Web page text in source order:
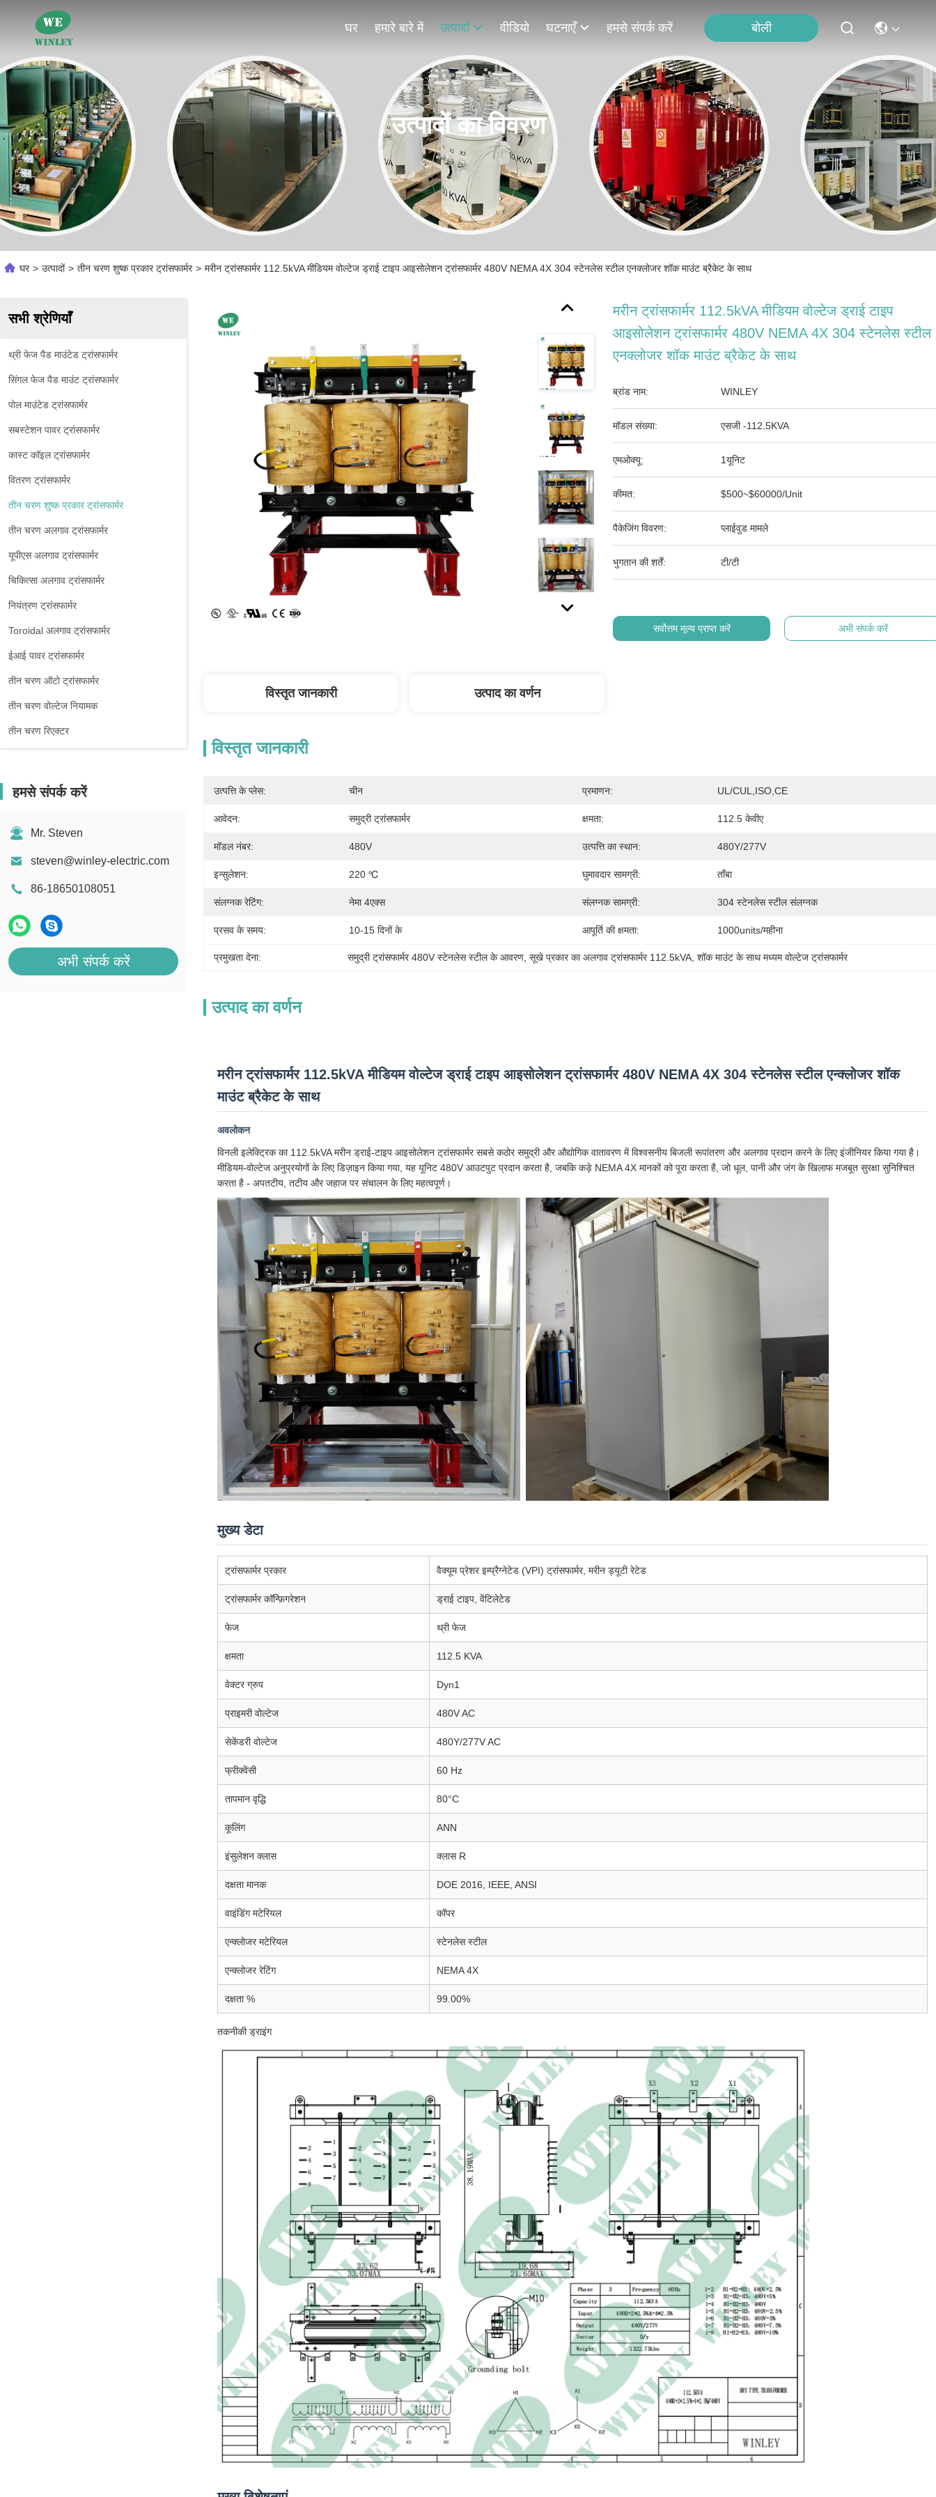
घर हमारे बारे में उत्पादों वीडियो घटनाएँ हमसे संपर्क करें बोली
उत्पादों का विवरण
घर > उत्पादों > तीन चरण शुष्क प्रकार ट्रांसफार्मर > मरीन ट्रांसफार्मर 112.5kVA मीडियम वोल्टेज ड्राई टाइप आइसोलेशन ट्रांसफार्मर 480V NEMA 4X 304 स्टेनलेस स्टील एनक्लोजर शॉक माउंट ब्रैकेट के साथ
सभी श्रेणियाँ
थ्री फेज पैड माउंटेड ट्रांसफार्मर
सिंगल फेज पैड माउंट ट्रांसफार्मर
पोल माउंटेड ट्रांसफार्मर
सबस्टेशन पावर ट्रांसफार्मर
कास्ट कॉइल ट्रांसफार्मर
वितरण ट्रांसफार्मर
तीन चरण शुष्क प्रकार ट्रांसफार्मर
तीन चरण अलगाव ट्रांसफार्मर
यूपीएस अलगाव ट्रांसफार्मर
चिकित्सा अलगाव ट्रांसफार्मर
नियंत्रण ट्रांसफार्मर
Toroidal अलगाव ट्रांसफार्मर
ईआई पावर ट्रांसफार्मर
तीन चरण ऑटो ट्रांसफार्मर
तीन चरण वोल्टेज नियामक
तीन चरण रिएक्टर
हमसे संपर्क करें
Mr. Steven
steven@winley-electric.com
86-18650108051
अभी संपर्क करें
मरीन ट्रांसफार्मर 112.5kVA मीडियम वोल्टेज ड्राई टाइप
आइसोलेशन ट्रांसफार्मर 480V NEMA 4X 304 स्टेनलेस स्टील
एनक्लोजर शॉक माउंट ब्रैकेट के साथ
ब्रांड नाम: WINLEY
मॉडल संख्या: एसजी -112.5KVA
एमओक्यू: 1यूनिट
कीमत: $500~$60000/Unit
पैकेजिंग विवरण: प्लाईवुड मामले
भुगतान की शर्तें: टी/टी
सर्वोत्तम मूल्य प्राप्त करें अभी संपर्क करें
विस्तृत जानकारी उत्पाद का वर्णन
विस्तृत जानकारी
उत्पत्ति के प्लेस: चीन प्रमाणन: UL/cUL,ISO,CE
आवेदन: समुद्री ट्रांसफार्मर क्षमता: 112.5 केवीए
मॉडल नंबर: 480V उत्पत्ति का स्थान: 480Y/277V
इन्सुलेशन: 220 ℃ घुमावदार सामग्री: ताँबा
संलग्नक रेटिंग: नेमा 4एक्स संलग्नक सामग्री: 304 स्टेनलेस स्टील संलग्नक
प्रसव के समय: 10-15 दिनों के आपूर्ति की क्षमता: 1000units/महीना
प्रमुखता देना: समुद्री ट्रांसफार्मर 480V स्टेनलेस स्टील के आवरण , सूखे प्रकार का अलगाव ट्रांसफार्मर 112.5kVA , शॉक माउंट के साथ मध्यम वोल्टेज ट्रांसफार्मर
उत्पाद का वर्णन
मरीन ट्रांसफार्मर 112.5kVA मीडियम वोल्टेज ड्राई टाइप आइसोलेशन ट्रांसफार्मर 480V NEMA 4X 304 स्टेनलेस स्टील एन्क्लोजर शॉक
माउंट ब्रैकेट के साथ
अवलोकन
विनली इलेक्ट्रिक का 112.5kVA मरीन ड्राई-टाइप आइसोलेशन ट्रांसफार्मर सबसे कठोर समुद्री और औद्योगिक वातावरण में विश्वसनीय बिजली रूपांतरण और अलगाव प्रदान करने के लिए इंजीनियर किया गया है।
मीडियम-वोल्टेज अनुप्रयोगों के लिए डिज़ाइन किया गया, यह यूनिट 480V आउटपुट प्रदान करता है, जबकि कड़े NEMA 4X मानकों को पूरा करता है, जो धूल, पानी और जंग के खिलाफ मजबूत सुरक्षा सुनिश्चित
करता है - अपतटीय, तटीय और जहाज पर संचालन के लिए महत्वपूर्ण।
मुख्य डेटा
ट्रांसफार्मर प्रकार वैक्यूम प्रेशर इम्प्रैग्नेटेड (VPI) ट्रांसफार्मर, मरीन ड्यूटी रेटेड
ट्रांसफार्मर कॉन्फ़िगरेशन ड्राई टाइप, वेंटिलेटेड
फेज थ्री फेज
क्षमता 112.5 KVA
वेक्टर ग्रुप Dyn1
प्राइमरी वोल्टेज 480V AC
सेकेंडरी वोल्टेज 480Y/277V AC
फ्रीक्वेंसी 60 Hz
तापमान वृद्धि 80°C
कूलिंग ANN
इंसुलेशन क्लास क्लास R
दक्षता मानक DOE 2016, IEEE, ANSI
वाइंडिंग मटेरियल कॉपर
एन्क्लोजर मटेरियल स्टेनलेस स्टील
एन्क्लोजर रेटिंग NEMA 4X
दक्षता % 99.00%
तकनीकी ड्राइंग